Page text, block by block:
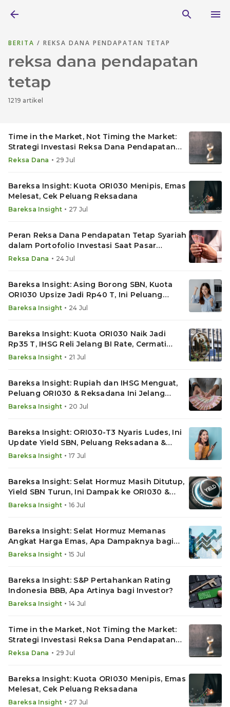
BERITA / REKSA DANA PENDAPATAN TETAP
reksa dana pendapatan
tetap
1219 artikel
Time in the Market, Not Timing the Market:
Strategi Investasi Reksa Dana Pendapatan
Tetap
Reksa Dana • 29 Jul
Bareksa Insight: Kuota ORI030 Menipis, Emas
Melesat, Cek Peluang Reksadana
Bareksa Insight • 27 Jul
Peran Reksa Dana Pendapatan Tetap Syariah
dalam Portofolio Investasi Saat Pasar
Bergejolak
Reksa Dana • 24 Jul
Bareksa Insight: Asing Borong SBN, Kuota
ORI030 Upsize Jadi Rp40 T, Ini Peluang
Reksadana Basis SBN
Bareksa Insight • 24 Jul
Bareksa Insight: Kuota ORI030 Naik Jadi
Rp35 T, IHSG Reli Jelang BI Rate, Cermati
Reksadana Ini
Bareksa Insight • 21 Jul
Bareksa Insight: Rupiah dan IHSG Menguat,
Peluang ORI030 & Reksadana Ini Jelang
Putusan BI Rate
Bareksa Insight • 20 Jul
Bareksa Insight: ORI030-T3 Nyaris Ludes, Ini
Update Yield SBN, Peluang Reksadana &
Emas
Bareksa Insight • 17 Jul
Bareksa Insight: Selat Hormuz Masih Ditutup,
Yield SBN Turun, Ini Dampak ke ORI030 &
Reksadana
Bareksa Insight • 16 Jul
Bareksa Insight: Selat Hormuz Memanas
Angkat Harga Emas, Apa Dampaknya bagi
ORI030?
Bareksa Insight • 15 Jul
Bareksa Insight: S&P Pertahankan Rating
Indonesia BBB, Apa Artinya bagi Investor?
Bareksa Insight • 14 Jul
Time in the Market, Not Timing the Market:
Strategi Investasi Reksa Dana Pendapatan
Tetap
Reksa Dana • 29 Jul
Bareksa Insight: Kuota ORI030 Menipis, Emas
Melesat, Cek Peluang Reksadana
Bareksa Insight • 27 Jul